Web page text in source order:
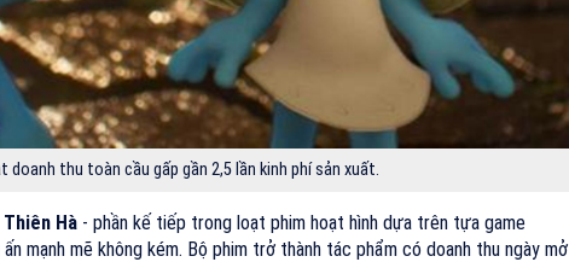
doanh thu toàn cầu gấp gần 2,5 lần kinh phí sản xuất.
Hà - phần kế tiếp trong loạt phim hoạt hình dựa trên tựa game
ấn mạnh mẽ không kém. Bộ phim trở thành tác phẩm có doanh thu ngày mở